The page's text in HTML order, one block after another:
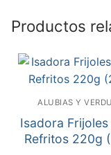
Productos
ALUBIAS Y
Isadora
Refritos 220g